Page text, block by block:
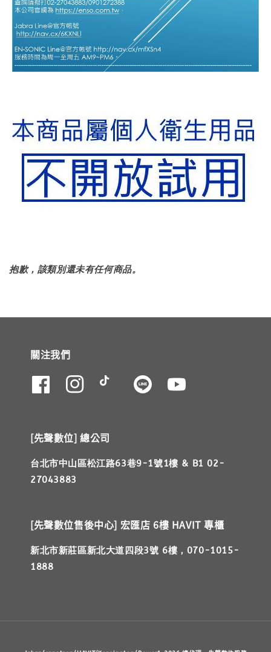
抱歉，該類別還未有任何商品。
關注我們
[先聲數位] 總公司
台北市中山區松江路63巷9-1號1樓 & B1 02-
27043883
[先聲數位售後中心] 宏匯店 6樓 HAVIT 專櫃
新北市新莊區新北大道四段3號 6樓，070-1015-
1888